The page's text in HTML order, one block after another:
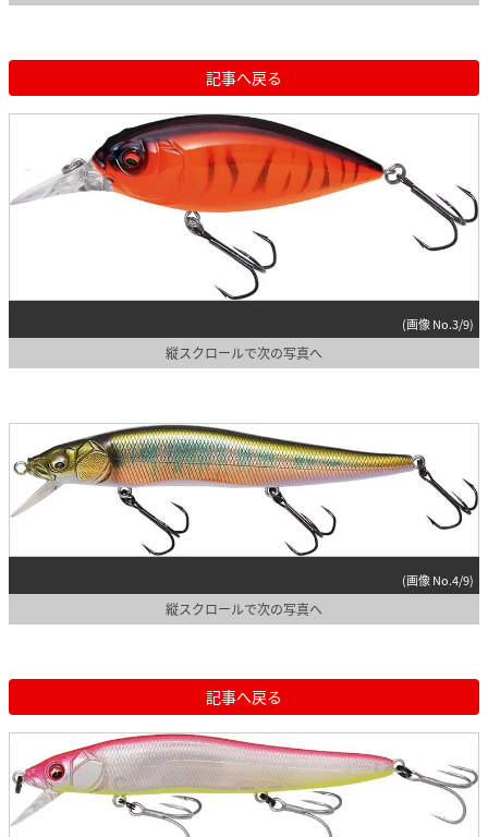
記事へ戻る
(画像 No.3/9)
縦スクロールで次の写真へ
(画像 No.4/9)
縦スクロールで次の写真へ
記事へ戻る